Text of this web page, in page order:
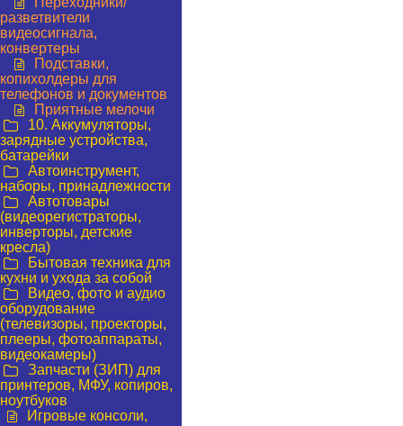
разветвители
видеосигнала,
конвертеры
Подставки,
копихолдеры для
телефонов и документов
Приятные мелочи
10. Аккумуляторы,
зарядные устройства,
батарейки
Автоинструмент,
наборы, принадлежности
Автотовары
(видеорегистраторы,
инверторы, детские
кресла)
Бытовая техника для
кухни и ухода за собой
Видео, фото и аудио
оборудование
(телевизоры, проекторы,
плееры, фотоаппараты,
видеокамеры)
Запчасти (ЗИП) для
принтеров, МФУ, копиров,
ноутбуков
Игровые консоли,